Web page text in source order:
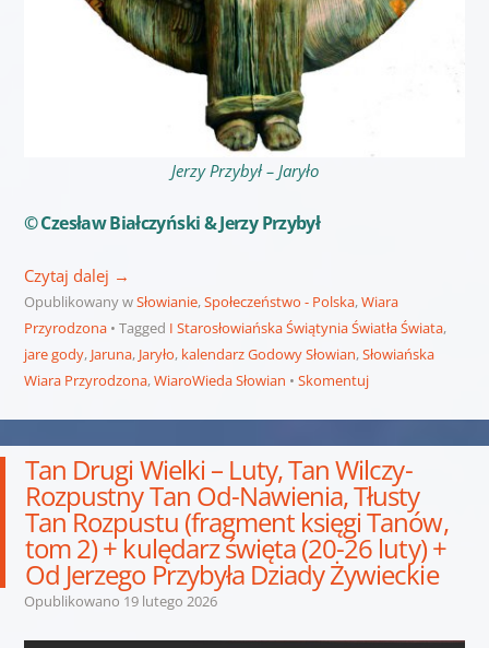
Jerzy Przybył – Jaryło
© Czesław Białczyński & Jerzy Przybył
Czytaj dalej →
Opublikowany wSłowianie,Społeczeństwo - Polska,Wiara
Przyrodzona
Tagged I Starosłowiańska Świątynia Światła Świata,
jare gody, Jaruna, Jaryło, kalendarz Godowy Słowian,Słowiańska
Wiara Przyrodzona,WiaroWieda Słowian Skomentuj
Tan Drugi Wielki – Luty, Tan Wilczy-
Rozpustny Tan Od-Nawienia, Tłusty
Tan Rozpustu (fragment księgi Tanów,
tom 2) + kulędarz święta (20-26 luty) +
Od Jerzego Przybyła Dziady Żywieckie
Opublikowano 19 lutego 2026